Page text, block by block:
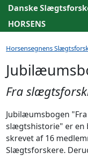
Danske
HORSENS
Horsensegnens
Fra
Jubilæumsbogen
slægtshistorie" er en
skrevet af 16
Slægtsforskere.